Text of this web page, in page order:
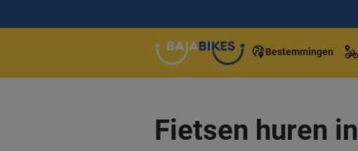
Bestemmingen
Fietsen huren